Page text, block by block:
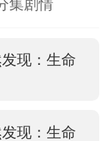
集剧情
现：生命
现：生命